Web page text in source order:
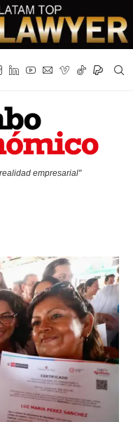
empresarial"